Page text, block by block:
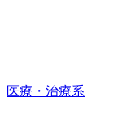
医療・治療系